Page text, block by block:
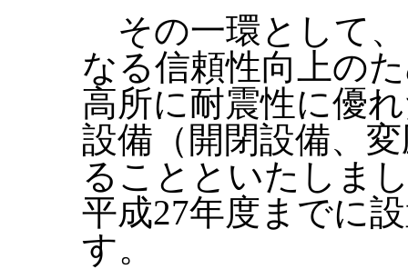
その一環として
なる信頼性向上の
高所に耐震性に優
設備（開閉設備、
ることといたしま
平成27年度までに
す。